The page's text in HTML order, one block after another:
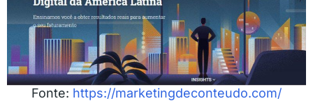
Fonte: https://marketingdeconteudo.com/